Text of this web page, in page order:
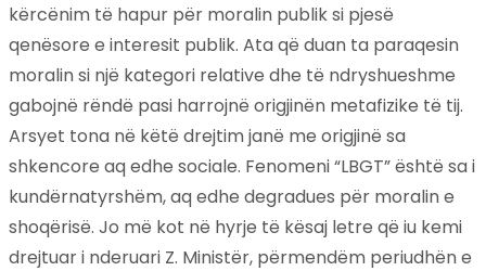
kërcënim të hapur për moralin publik si pjesë
qenësore e interesit publik. Ata që duan ta paraqesin
moralin si një kategori relative dhe të ndryshueshme
gabojnë rëndë pasi harrojnë origjinën metafizike të tij.
Arsyet tona në këtë drejtim janë me origjinë sa
shkencore aq edhe sociale. Fenomeni “LBGT” është sa i
kundërnatyrshëm, aq edhe degradues për moralin e
shoqërisë. Jo më kot në hyrje të kësaj letre që iu kemi
drejtuar i nderuari Z. Ministër, përmendëm periudhën e